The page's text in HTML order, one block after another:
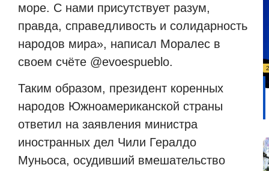
море. С нами присутствует разум,
правда, справедливость и солидарность
народов мира», написал Моралес в
своем счёте @evoespueblo.
Таким образом, президент коренных
народов Южноамериканской страны
ответил на заявления министра
иностранных дел Чили Гералдо
Муньоса, осудивший вмешательство